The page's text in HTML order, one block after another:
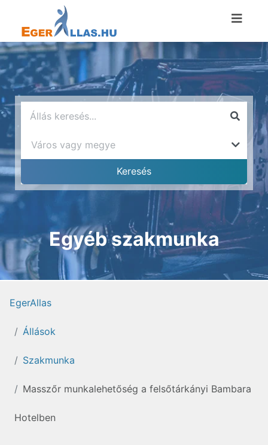
Egyéb szakmunka
EgerAllas
Állások
Szakmunka
Masszőr munkalehetőség a felsőtárkányi Bambara
Hotelben